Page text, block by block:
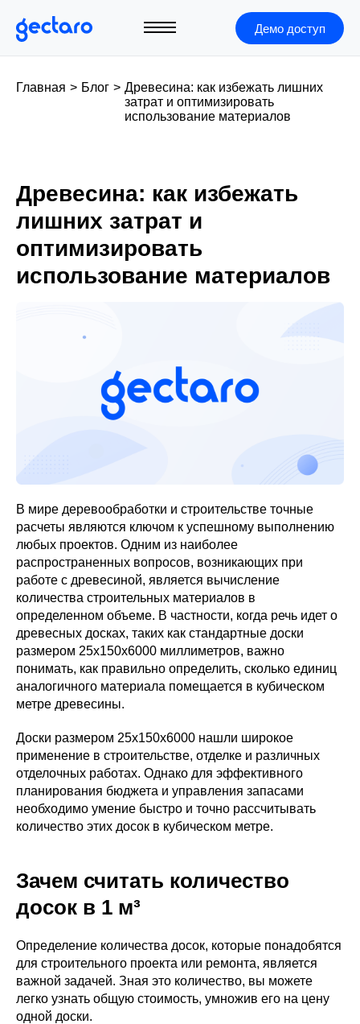
Демо доступ
Главная > Блог > Древесина: как избежать лишних
затрат и оптимизировать
использование материалов
Древесина: как избежать
лишних затрат и
оптимизировать
использование материалов
В мире деревообработки и строительстве точные
расчеты являются ключом к успешному выполнению
любых проектов. Одним из наиболее
распространенных вопросов, возникающих при
работе с древесиной, является вычисление
количества строительных материалов в
определенном объеме. В частности, когда речь идет о
древесных досках, таких как стандартные доски
размером 25х150х6000 миллиметров, важно
понимать, как правильно определить, сколько единиц
аналогичного материала помещается в кубическом
метре древесины.
Доски размером 25х150х6000 нашли широкое
применение в строительстве, отделке и различных
отделочных работах. Однако для эффективного
планирования бюджета и управления запасами
необходимо умение быстро и точно рассчитывать
количество этих досок в кубическом метре.
Зачем считать количество
досок в 1 м³
Определение количества досок, которые понадобятся
для строительного проекта или ремонта, является
важной задачей. Зная это количество, вы можете
легко узнать общую стоимость, умножив его на цену
одной доски.